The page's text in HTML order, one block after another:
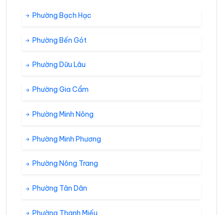
Phường Bạch Hạc
Phường Bến Gót
Phường Dữu Lâu
Phường Gia Cẩm
Phường Minh Nông
Phường Minh Phương
Phường Nông Trang
Phường Tân Dân
Phường Thanh Miếu